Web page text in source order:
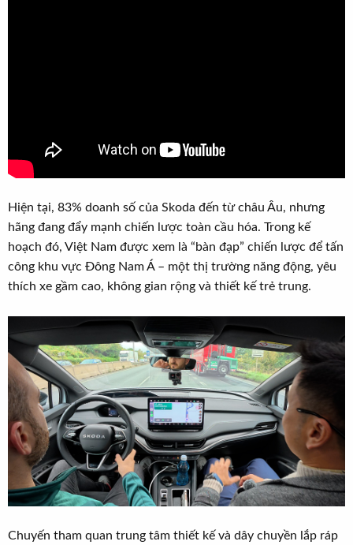
Hiện tại, 83% doanh số của Skoda đến từ châu Âu, nhưng
hãng đang đẩy mạnh chiến lược toàn cầu hóa. Trong kế
hoạch đó, Việt Nam được xem là “bàn đạp” chiến lược để tấn
công khu vực Đông Nam Á – một thị trường năng động, yêu
thích xe gầm cao, không gian rộng và thiết kế trẻ trung.
Chuyến tham quan trung tâm thiết kế và dây chuyền lắp ráp